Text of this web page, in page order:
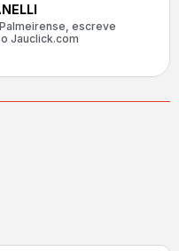
escreve
Jauclick.com